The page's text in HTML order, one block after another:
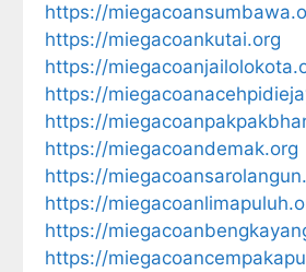
https://
https://miegacoankutai.org
https://
https://
https://
https://miegacoandemak.org
https://
https://
https://
https://